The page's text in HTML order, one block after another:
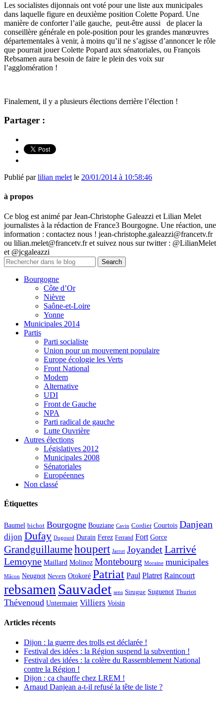
Les socialistes dijonnais ont voté pour une liste aux municipales
dans laquelle figure en deuxième position Colette Popard. Une
manière de conforter l’aile gauche, peut-être aussi de placer la
conseillère générale en pole-position pour les grandes manœuvres
départementales à venir, à moins qu’il ne s’agisse d’annoncer le rôle
que pourrait jouer Colette Popard aux sénatoriales, ou François
Rebsamen aura besoin de faire le plein des voix sur
l’agglomération !
Finalement, il y a plusieurs élections derrière l’élection !
Partager :
Publié parlilian melet le 20/01/2014 à 10:58:46
à propos
Ce blog est animé par Jean-Christophe Galeazzi et Lilian Melet
journalistes à la rédaction de France3 Bourgogne. Une réaction, une
information : contactez nous ! jean-christophe.galeazzi@francetv.fr
ou lilian.melet@francetv.fr et suivez nous sur twitter : @LilianMelet
et @jcgaleazzi
Bourgogne
Côte d’Or
Nièvre
Saône-et-Loire
Yonne
Municipales 2014
Partis
Parti socialiste
Union pour un mouvement populaire
Europe écologie les Verts
Front National
Modem
Alternative
UDI
Front de Gauche
NPA
Parti radical de gauche
Lutte Ouvrière
Autres élections
Législatives 2012
Municipales 2008
Sénatoriales
Européennes
Non classé
Étiquettes
Baumel bichot Bourgogne Bouziane Cavin Cordier Courtois Danjean
dijon Dufay Dugourd Durain Ferez Ferrand Fort Gorce
Grandguillaumehoupert Jarrot JoyandetLarrivé
Lemoyne Maillard Molinoz Montebourg Moraine municipales
Mâcon Neugnot Nevers Otokoré Patriat Paul Platret Raincourt
rebsamen Sauvadet sens Sirugue Suguenot Thuriot
Thévenoud Untermaier Villiers Voisin
Articles récents
Dijon : la guerre des trolls est déclarée !
Festival des idées : la Région suspend la subvention !
Festival des idées : la colère du Rassemblement National
contre la Région !
Dijon : ça chauffe chez LREM !
Arnaud Danjean a-t-il refusé la tête de liste ?